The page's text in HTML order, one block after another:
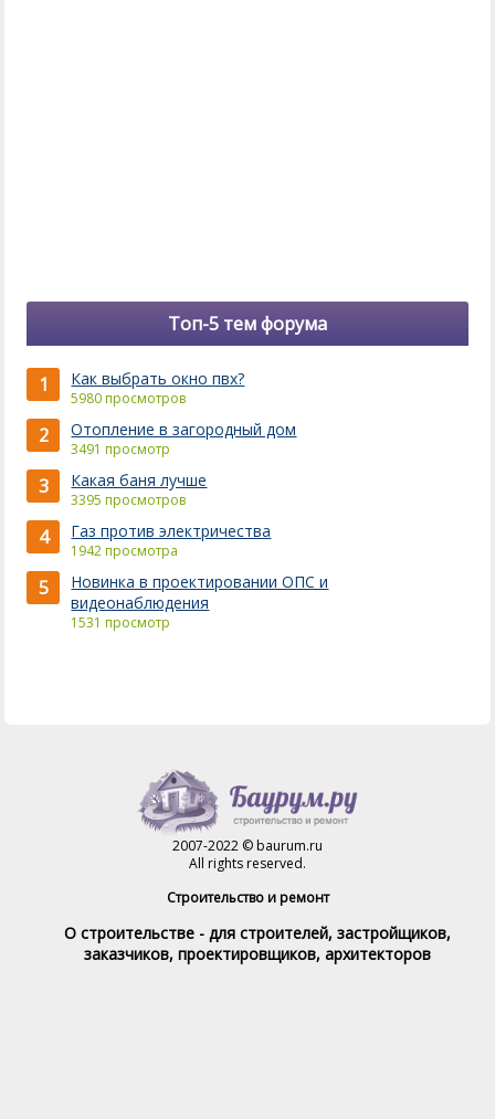
Топ-5 тем форума
1 Как выбрать окно пвх?
5980 просмотров
2 Отопление в загородный дом
3491 просмотр
3 Какая баня лучше
3395 просмотров
4 Газ против электричества
1942 просмотра
5
Новинка в проектировании ОПС и
видеонаблюдения
1531 просмотр
2007-2022 © baurum.ru
All rights reserved.
Строительство и ремонт
О строительстве - для строителей, застройщиков,
заказчиков, проектировщиков, архитекторов